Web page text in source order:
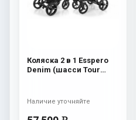
Коляска 2 в 1 Esspero
Denim (шасси Tour
Наличие уточняйте